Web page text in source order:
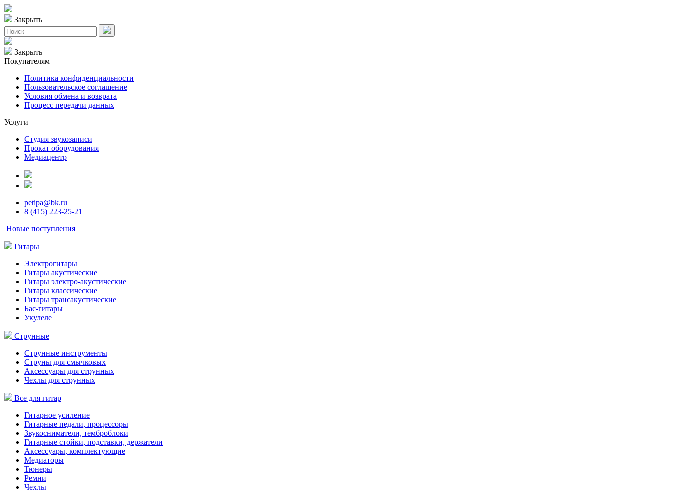
Закрыть
Закрыть
Покупателям
Политика конфиденциальности
Пользовательское соглашение
Условия обмена и возврата
Процесс передачи данных
Услуги
Студия звукозаписи
Прокат оборудования
Медиацентр
petipa@bk.ru
8 (415) 223-25-21
Новые поступления
Гитары
Электрогитары
Гитары акустические
Гитары электро-акустические
Гитары классические
Гитары трансакустические
Бас-гитары
Укулеле
Струнные
Струнные инструменты
Струны для смычковых
Аксессуары для струнных
Чехлы для струнных
Все для гитар
Гитарное усиление
Гитарные педали, процессоры
Звукосниматели, темброблоки
Гитарные стойки, подставки, держатели
Аксессуары, комплектующие
Медиаторы
Тюнеры
Ремни
Чехлы